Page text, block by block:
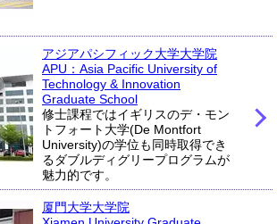
アジアパシフィック大学大学院
APU：Asia Pacific University of
Technology & Innovation
Graduate School
修士課程ではイギリスのデ・モン
トフォート大学(De Montfort
University)の学位も同時取得でき
るダブルディグリープログラムが
魅力的です。
厦門大学大学院